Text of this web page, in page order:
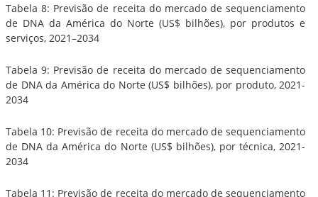
Tabela 8: Previsão de receita do mercado de sequenciamento
de DNA da América do Norte (US$ bilhões), por produtos e
serviços, 2021–2034
Tabela 9: Previsão de receita do mercado de sequenciamento
de DNA da América do Norte (US$ bilhões), por produto, 2021-
2034
Tabela 10: Previsão de receita do mercado de sequenciamento
de DNA da América do Norte (US$ bilhões), por técnica, 2021-
2034
Tabela 11: Previsão de receita do mercado de sequenciamento